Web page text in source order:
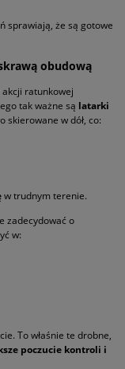
sprawiają, że są gotowe
obudową
ratunkowej
tak ważne są latarki
skierowane w dół, co:
w trudnym terenie.
zadecydować o
w:
To właśnie te drobne,
poczucie kontroli i